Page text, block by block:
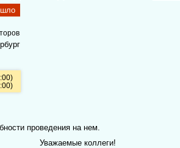
проведения на нем.
Уважаемые коллеги!